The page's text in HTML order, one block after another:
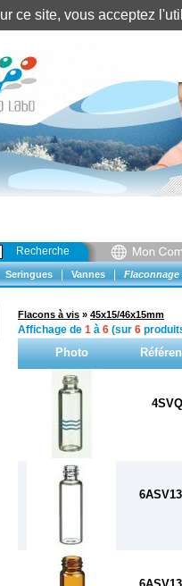
Recherche
Seringues Vannes Flaconnage
Flacons à vis » 45x15/46x15mm
Affichage de 1 à 6 (sur 6
Photo
4SVQ
ce site, vous acceptez